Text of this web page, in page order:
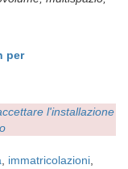
per
l'installazione
immatricolazioni